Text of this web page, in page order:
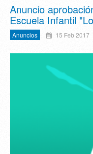
Anuncio
Escuela Infantil
Anuncios 15 Feb 2017